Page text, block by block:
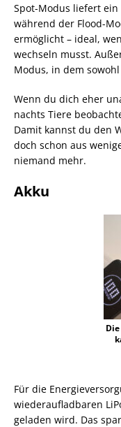
Spot-Modus liefert
während der Flood-
ermöglicht – ideal,
wechseln musst.
Modus, in dem
Wenn du dich eher
nachts Tiere
Damit kannst du den
doch schon aus
niemand mehr.
Akku
Für die
wiederaufladbaren
geladen wird. Das